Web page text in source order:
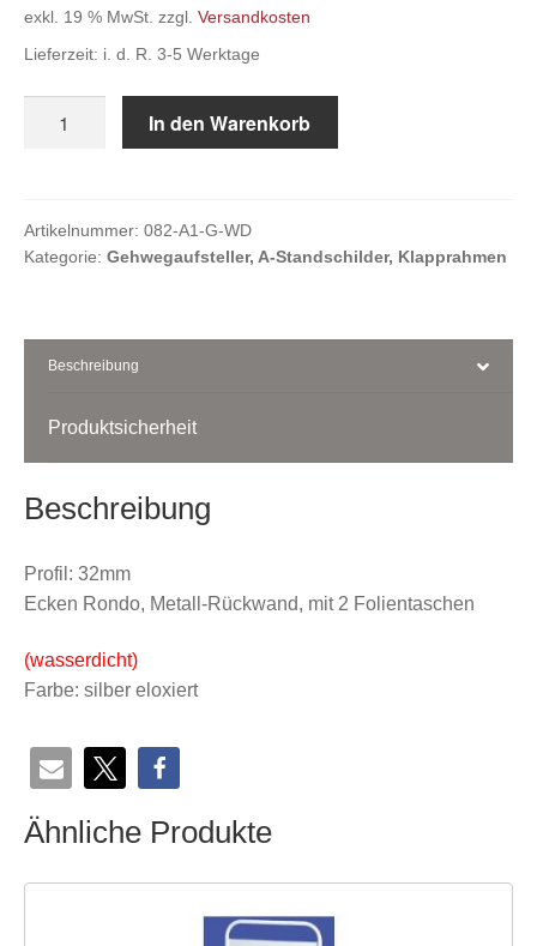
Kasse
Ihr Konto
exkl. 19 % MwSt. zzgl. Versandkosten
Lieferzeit: i. d. R. 3-5 Werktage
-
WASSERDICHT-
In den Warenkorb
Artikelnummer: 082-A1-G-WD
Kategorie: Gehwegaufsteller, A-Standschilder, Klapprahmen
Beschreibung
Produktsicherheit
Beschreibung
Profil: 32mm
Ecken Rondo, Metall-Rückwand, mit 2 Folientaschen
(wasserdicht)
Farbe: silber eloxiert
Ähnliche Produkte